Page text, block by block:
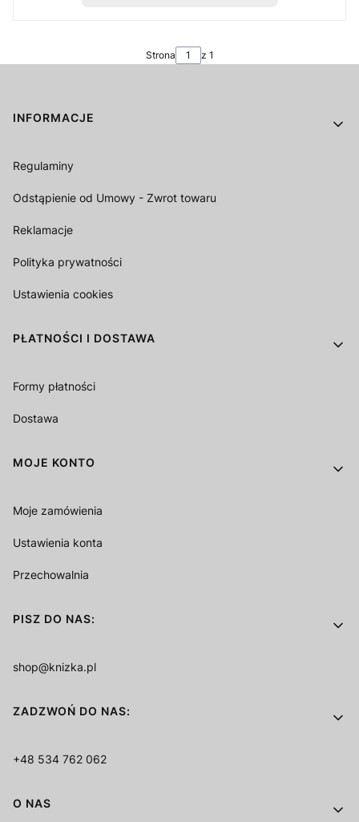
Strona z 1
Linki w stopce
INFORMACJE
Regulaminy
Odstąpienie od Umowy - Zwrot towaru
Reklamacje
Polityka prywatności
Ustawienia cookies
PŁATNOŚCI I DOSTAWA
Formy płatności
Dostawa
MOJE KONTO
Moje zamówienia
Ustawienia konta
Przechowalnia
PISZ DO NAS:
shop@knizka.pl
ZADZWOŃ DO NAS:
+48 534 762 062
O NAS